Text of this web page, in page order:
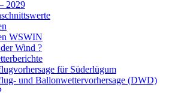
2029
WSWIN
Wind ?
für Süderlügum
und Ballonwettervorhersage (DWD)